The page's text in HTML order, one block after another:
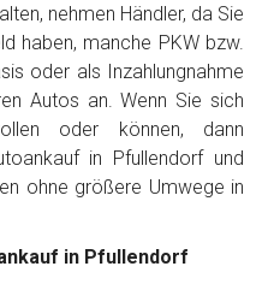
nehmen Händler, da Sie
haben, manche PKW bzw.
oder als Inzahlungnahme
Autos an. Wenn Sie sich
oder können, dann
in Pfullendorf und
ohne größere Umwege in
in Pfullendorf